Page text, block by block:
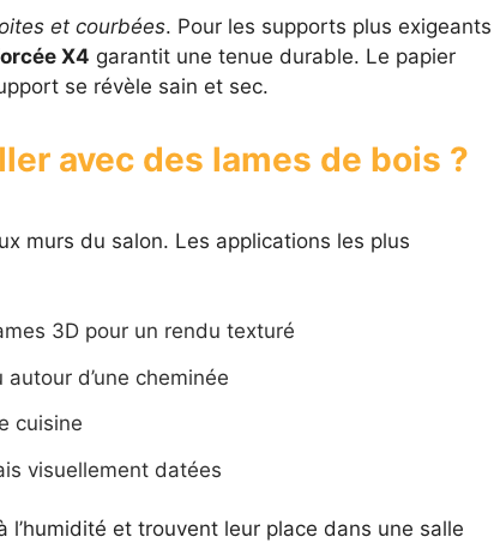
et courbées. Pour les supports plus exigeants
X4 garantit une tenue durable. Le papier
se révèle sain et sec.
avec des lames de bois ?
murs du salon. Les applications les plus
3D pour un rendu texturé
d’une cheminée
cuisine
visuellement datées
l’humidité et trouvent leur place dans une salle